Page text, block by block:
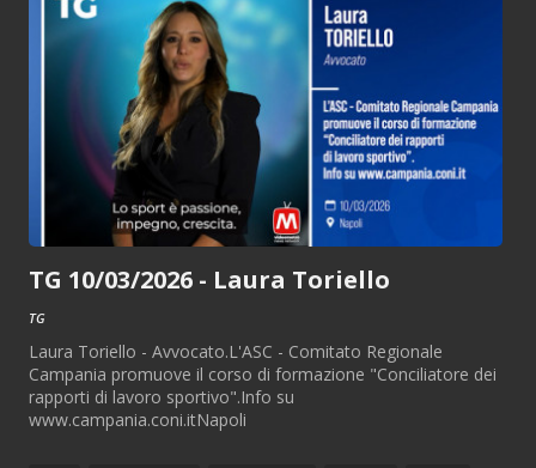
TG 10/03/2026 - Laura Toriello
TG
Laura Toriello - Avvocato.L'ASC - Comitato Regionale
Campania promuove il corso di formazione "Conciliatore dei
rapporti di lavoro sportivo".Info su
www.campania.coni.itNapoli